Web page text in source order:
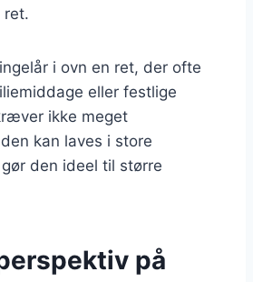
ret.
i ovn en ret, der ofte
eller festlige
ikke meget
kan laves i store
den ideel til større
på